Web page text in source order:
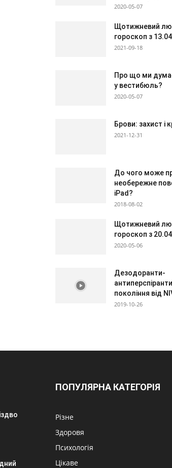
2020-05-07
Щотижневий
гороскоп з
2021-09-18
Про що ми
у вестибюль?
2020-05-07
Брови: захист і
2021-12-31
До чого може
необережне
iPad?
2018-08-02
Щотижневий
гороскоп з
2020-05-06
Дезодоранти-
покоління від
2019-10-26
ПОПУЛЯРНА КАТЕГОРІЯ
Різне
Здоровя
Психологія
Цікаве